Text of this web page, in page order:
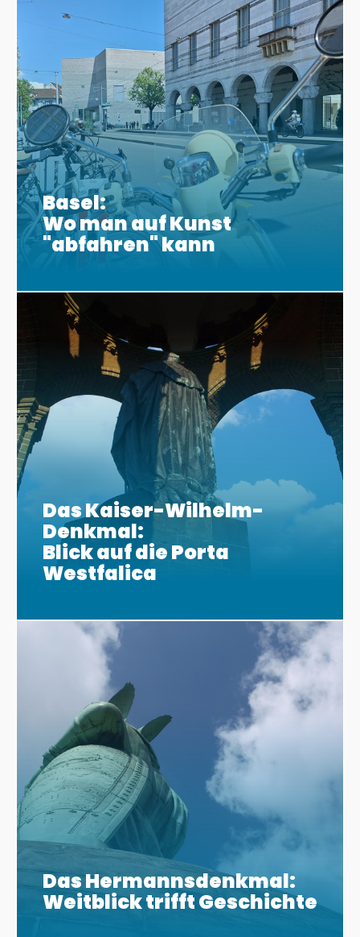
Basel:
Wo man auf Kunst
"abfahren" kann
Das Kaiser-Wilhelm-
Denkmal:
Blick auf die Porta
Westfalica
Das Hermannsdenkmal:
Weitblick trifft Geschichte